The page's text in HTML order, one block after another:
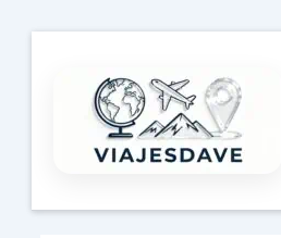
contenido